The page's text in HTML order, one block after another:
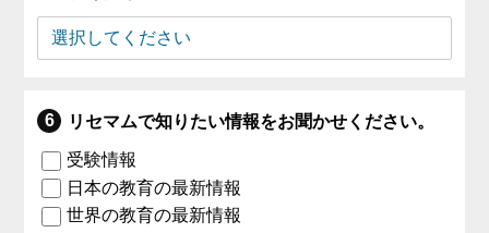
リセマムで知りたい情報をお聞かせください。
受験情報
日本の教育の最新情報
世界の教育の最新情報